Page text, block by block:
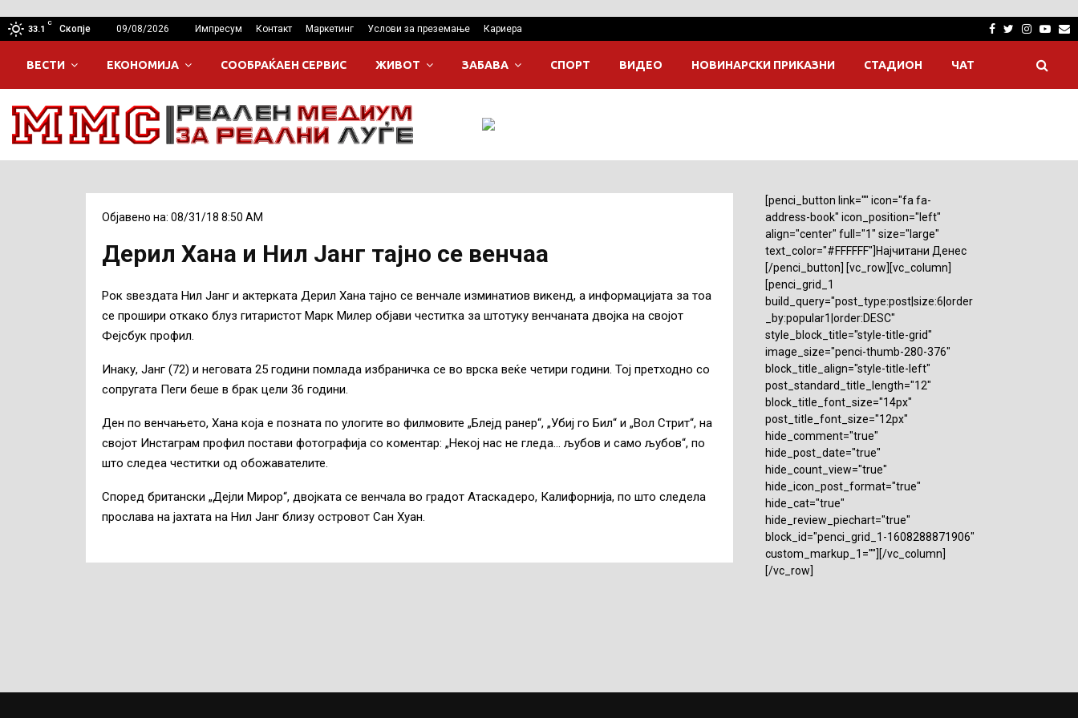
33.1
C
Скопје 09/08/2026 Импресум Контакт Маркетинг Услови за преземање Кариера Facebook
Twitter
ВЕСТИ ЕКОНОМИЈА СООБРАЌАЕН СЕРВИС ЖИВОТ ЗАБАВА СПОРТ ВИДЕО НОВИНАРСКИ ПРИКАЗНИ СТАДИОН ЧАТ
Објавено на: 08/31/18 8:50 AM
Дерил Хана и Нил Јанг тајно се венчаа
Рок ѕвездата Нил Јанг и актерката Дерил Хана тајно се венчале изминатиов викенд, а информацијата за тоа
се прошири откако блуз гитаристот Марк Милер објави честитка за штотуку венчаната двојка на својот
Фејсбук профил.
Инаку, Јанг (72) и неговата 25 години помлада избраничка се во врска веќе четири години. Тој претходно со
сопругата Пеги беше в брак цели 36 години.
Ден по венчањето, Хана која е позната по улогите во филмовите „Блејд ранер“, „Убиј го Бил“ и „Вол Стрит“, на
својот Инстаграм профил постави фотографија со коментар: „Некој нас не гледа… љубов и само љубов“, по
што следеа честитки од обожавателите.
Според британски „Дејли Мирор“, двојката се венчала во градот Атаскадеро, Калифорнија, по што следела
прослава на јахтата на Нил Јанг близу островот Сан Хуан.
[penci_button link="" icon="fa fa-
address-book" icon_position="left"
align="center" full="1" size="large"
text_color="#FFFFFF"]Најчитани Денес
[/penci_button] [vc_row][vc_column]
[penci_grid_1
build_query="post_type:post|size:6|order
_by:popular1|order:DESC"
style_block_title="style-title-grid"
image_size="penci-thumb-280-376"
block_title_align="style-title-left"
post_standard_title_length="12"
block_title_font_size="14px"
post_title_font_size="12px"
hide_comment="true"
hide_post_date="true"
hide_count_view="true"
hide_icon_post_format="true"
hide_cat="true"
hide_review_piechart="true"
block_id="penci_grid_1-1608288871906"
custom_markup_1=""][/vc_column]
[/vc_row]